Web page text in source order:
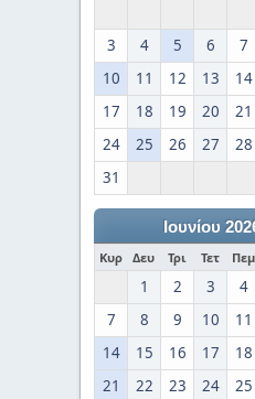
3
4 5 6 7
10
11 12 13 14
17
18 19 20 21
24
25 26 27 28
31
Ιουνίου
Κυρ Δευ Τρι Τετ Πεμ
1 2 3 4
7
8 9 10 11
14
15 16 17 18
21
22 23 24 25